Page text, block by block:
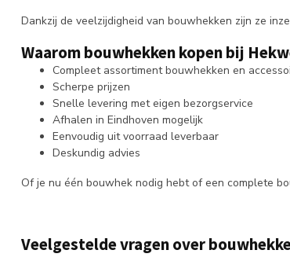
Dankzij de veelzijdigheid van bouwhekken zijn ze
Waarom bouwhekken kopen bij
Compleet assortiment bouwhekken en
Scherpe prijzen
Snelle levering met eigen bezorgservice
Afhalen in Eindhoven mogelijk
Eenvoudig uit voorraad leverbaar
Deskundig advies
Of je nu één bouwhek nodig hebt of een complete
Veelgestelde vragen over